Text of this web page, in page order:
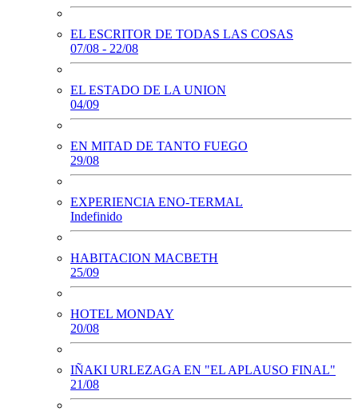
EL ESCRITOR DE TODAS LAS COSAS
07/08 - 22/08
EL ESTADO DE LA UNION
04/09
EN MITAD DE TANTO FUEGO
29/08
EXPERIENCIA ENO-TERMAL
Indefinido
HABITACION MACBETH
25/09
HOTEL MONDAY
20/08
IÑAKI URLEZAGA EN "EL APLAUSO FINAL"
21/08